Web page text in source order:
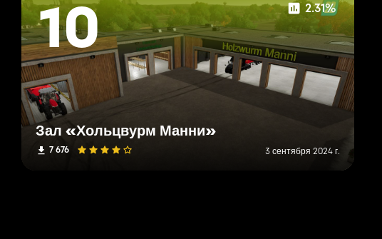
10 2.31%
Зал «Хольцвурм Манни»
7 676 3 сентября 2024 г.